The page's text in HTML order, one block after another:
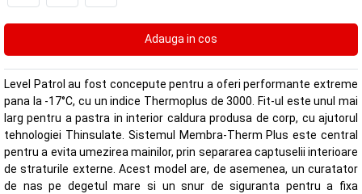
Level Patrol au fost concepute pentru a oferi performante extreme
pana la -17°C, cu un indice Thermoplus de 3000. Fit-ul este unul mai
larg pentru a pastra in interior caldura produsa de corp, cu ajutorul
tehnologiei Thinsulate. Sistemul Membra-Therm Plus este central
pentru a evita umezirea mainilor, prin separarea captuselii interioare
de straturile externe. Acest model are, de asemenea, un curatator
de nas pe degetul mare si un snur de siguranta pentru a fixa